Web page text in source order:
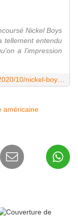
Nickel Boys
tellement entendu
a l'impression
américaine